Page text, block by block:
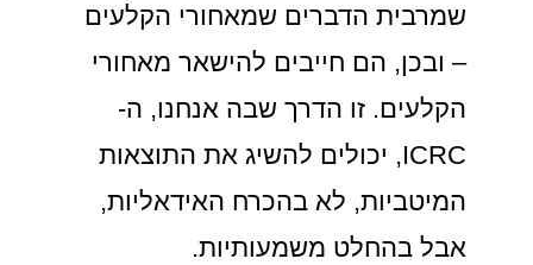
שמרבית הדברים שמאחורי הקלעים
– ובכן, הם חייבים להישאר מאחורי
הקלעים. זו הדרך שבה אנחנו, ה-
ICRC, יכולים להשיג את התוצאות
המיטביות, לא בהכרח האידאליות,
אבל בהחלט משמעותיות.